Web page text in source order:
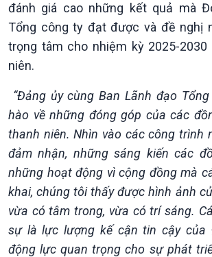
Xã hội
Tin Đời sống & Xã hội
360 độ Sức khỏe
Chuyển đổi Xanh
Tài nguyên và Môi trường
Chuyên gia của bạn
Xã hội chuyển động
Bước chân đến trường
Tin
Kết nối
Sống
khí hậu
đánh giá cao những kết quả mà
Tổng công ty đạt được và đề nghị
trọng tâm cho nhiệm kỳ 2025-2030
niên.
“Đảng ủy cùng Ban Lãnh đạo
hào về những đóng góp của các
thanh niên. Nhìn vào các công trình
đảm nhận, những sáng kiến các
những hoạt động vì cộng đồng mà
khai, chúng tôi thấy được hình ảnh
vừa có tâm trong, vừa có trí sáng.
sự là lực lượng kế cận tin cậy của
động lực quan trọng cho sự phát